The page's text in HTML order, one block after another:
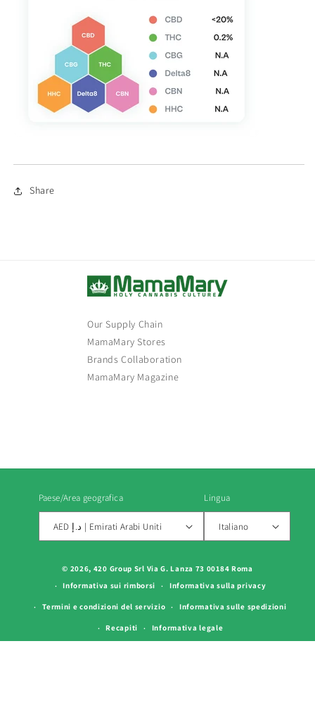
Share
Our Supply Chain
MamaMary Stores
Brands Collaboration
MamaMary Magazine
Paese/Area geografica
AED د.إ | Emirati Arabi Uniti
Lingua
Italiano
© 2026, 420 Group Srl Via G. Lanza 73 00184 Roma
Informativa sui rimborsi
Informativa sulla privacy
Termini e condizioni del servizio Informativa sulle spedizioni
Recapiti Informativa legale